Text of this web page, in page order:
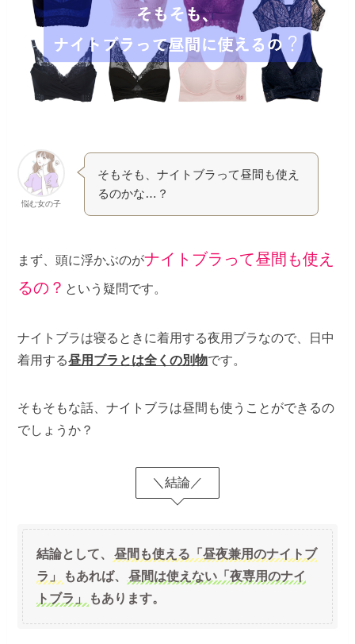
悩む女の子
そもそも、ナイトブラって昼間も使え
るのかな…？
まず、頭に浮かぶのがナイトブラって昼間も使え
るの？ という疑問です。
ナイトブラは寝るときに着用する夜用ブラなので、日中
着用する昼用ブラとは全くの別物です。
そもそもな話、ナイトブラは昼間も使うことができるの
でしょうか？
＼結論／
結論として、
昼間も使える「昼夜兼用のナイトブ
ラ」
もあれば、
昼間は使えない「夜専用のナイ
トブラ」
もあります。